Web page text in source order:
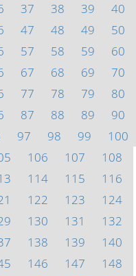
37 38 39
40
47 48 49
50
57 58 59
60
67 68 69
70
77 78 79
80
87 88 89
90
97 98 99
100
106 107
108
114 115
116
122 123
124
130 131
132
138 139
140
146 147
148